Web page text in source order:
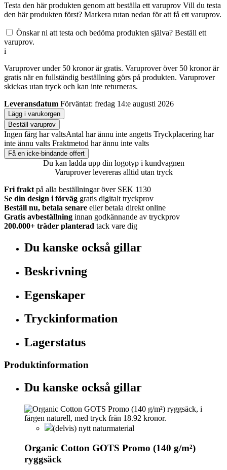
Testa den här produkten genom att beställa ett varuprov Vill du testa
den här produkten först? Markera rutan nedan för att få ett varuprov.
Önskar ni att testa och bedöma produkten själva? Beställ ett
varuprov.
i
Varuprover under 50 kronor är gratis. Varuprover över 50 kronor är
gratis när en fullständig beställning görs på produkten. Varuprover
skickas utan tryck och kan inte returneras.
Leveransdatum Förväntat: fredag 14:e augusti 2026
Lägg i varukorgen
Beställ varuprov
Ingen färg har valtsAntal har ännu inte angetts Tryckplacering har
inte ännu valts Fraktmetod har ännu inte valts
Få en icke-bindande offert
Du kan ladda upp din logotyp i kundvagnen
Varuprover levereras alltid utan tryck
Fri frakt på alla beställningar över SEK 1130
Se din design i förväg gratis digitalt tryckprov
Beställ nu, betala senare eller betala direkt online
Gratis avbeställning innan godkännande av tryckprov
200.000+ träder planterad tack vare dig
Du kanske också gillar
Beskrivning
Egenskaper
Tryckinformation
Lagerstatus
Produktinformation
Du kanske också gillar
(delvis) nytt naturmaterial
Organic Cotton GOTS Promo (140 g/m²)
ryggsäck